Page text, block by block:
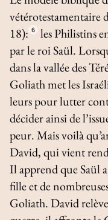
vétérotestamentaire
18): 6
les Philistins
par le roi Saül.
dans la vallée des
Goliath met les
leurs pour lutter
décider ainsi de
peur. Mais voilà
David, qui vient
Il apprend que Saül
fille et de
Goliath. David